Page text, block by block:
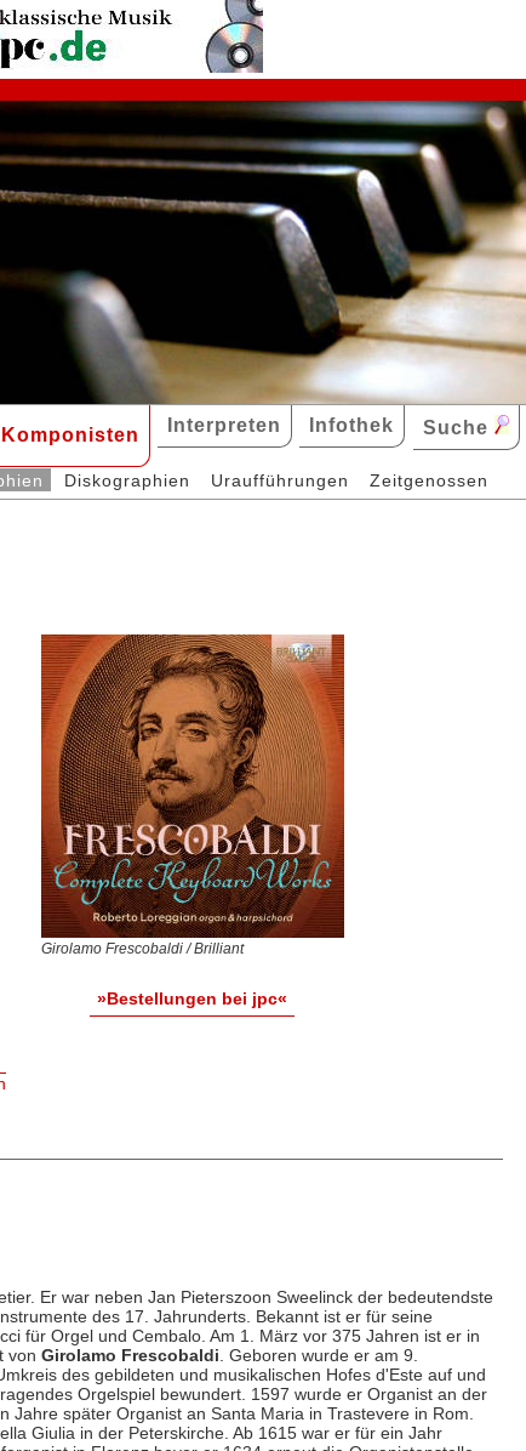
Komponisten Interpreten Infothek Suche
Diskographien Uraufführungen Zeitgenossen
Girolamo Frescobaldi / Brilliant
»Bestellungen bei jpc«
Er war neben Jan Pieterszoon Sweelinck der bedeutendste
des 17. Jahrunderts. Bekannt ist er für seine
für Orgel und Cembalo. Am 1. März vor 375 Jahren ist er in
von Girolamo Frescobaldi . Geboren wurde er am 9.
des gebildeten und musikalischen Hofes d'Este auf und
Orgelspiel bewundert. 1597 wurde er Organist an der
Jahre später Organist an Santa Maria in Trastevere in Rom.
Giulia in der Peterskirche. Ab 1615 war er für ein Jahr